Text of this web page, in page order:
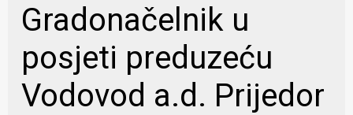
Gradonačelnik u
posjeti preduzeću
Vodovod a.d. Prijedor